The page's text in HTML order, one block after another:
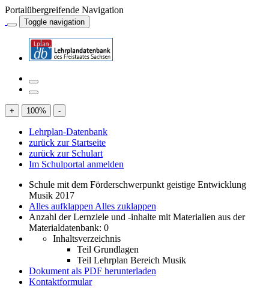
Portalübergreifende Navigation
Toggle navigation
+ 100% -
Lehrplan-Datenbank
zurück zur Startseite
zurück zur Schulart
Im Schulportal anmelden
Schule mit dem Förderschwerpunkt geistige Entwicklung
Musik 2017
Alles aufklappen Alles zuklappen
Anzahl der Lernziele und -inhalte mit Materialien aus der
Materialdatenbank: 0
Inhaltsverzeichnis
Teil Grundlagen
Teil Lehrplan Bereich Musik
Dokument als PDF herunterladen
Kontaktformular